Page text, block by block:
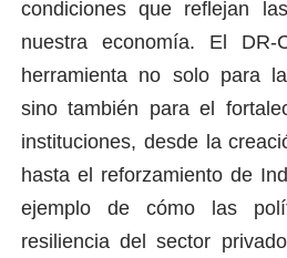
condiciones que reflejan
nuestra economía. El DR-
herramienta no solo para
sino también para el
instituciones, desde la
hasta el reforzamiento de
ejemplo de cómo las
resiliencia del sector